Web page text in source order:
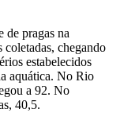
de pragas na
coletadas, chegando
estabelecidos
aquática. No Rio
a 92. No
40,5.